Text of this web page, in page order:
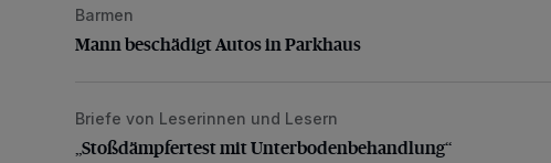
Mann beschädigt Autos in Parkhaus
Barmen
Mann beschädigt Autos in Parkhaus
„Stoßdämpfertest mit Unterbodenbehandlung“
Briefe von Leserinnen und Lesern
„Stoßdämpfertest mit Unterbodenbehandlung“